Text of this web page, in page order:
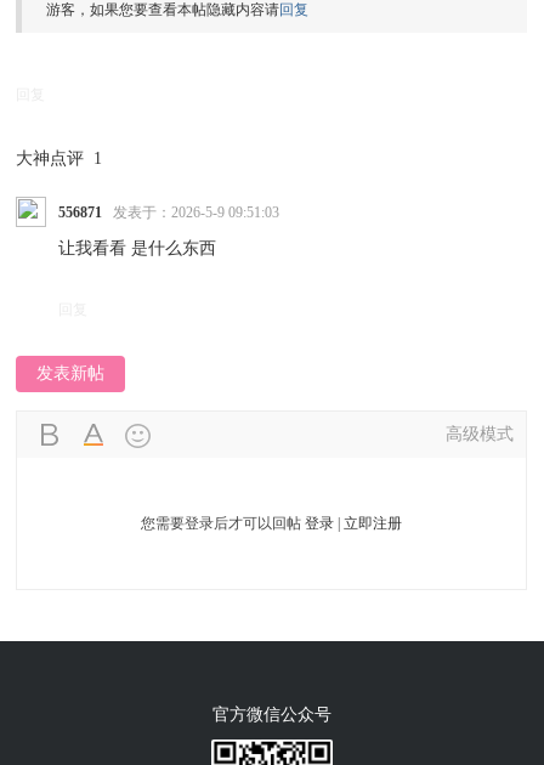
游客，如果您要查看本帖隐藏内容请回复
大神点评 1
556871 发表于：2026-5-9 09:51:03
让我看看 是什么东西
发表新帖
高级模式
您需要登录后才可以回帖登录 |立即注册
官方微信公众号